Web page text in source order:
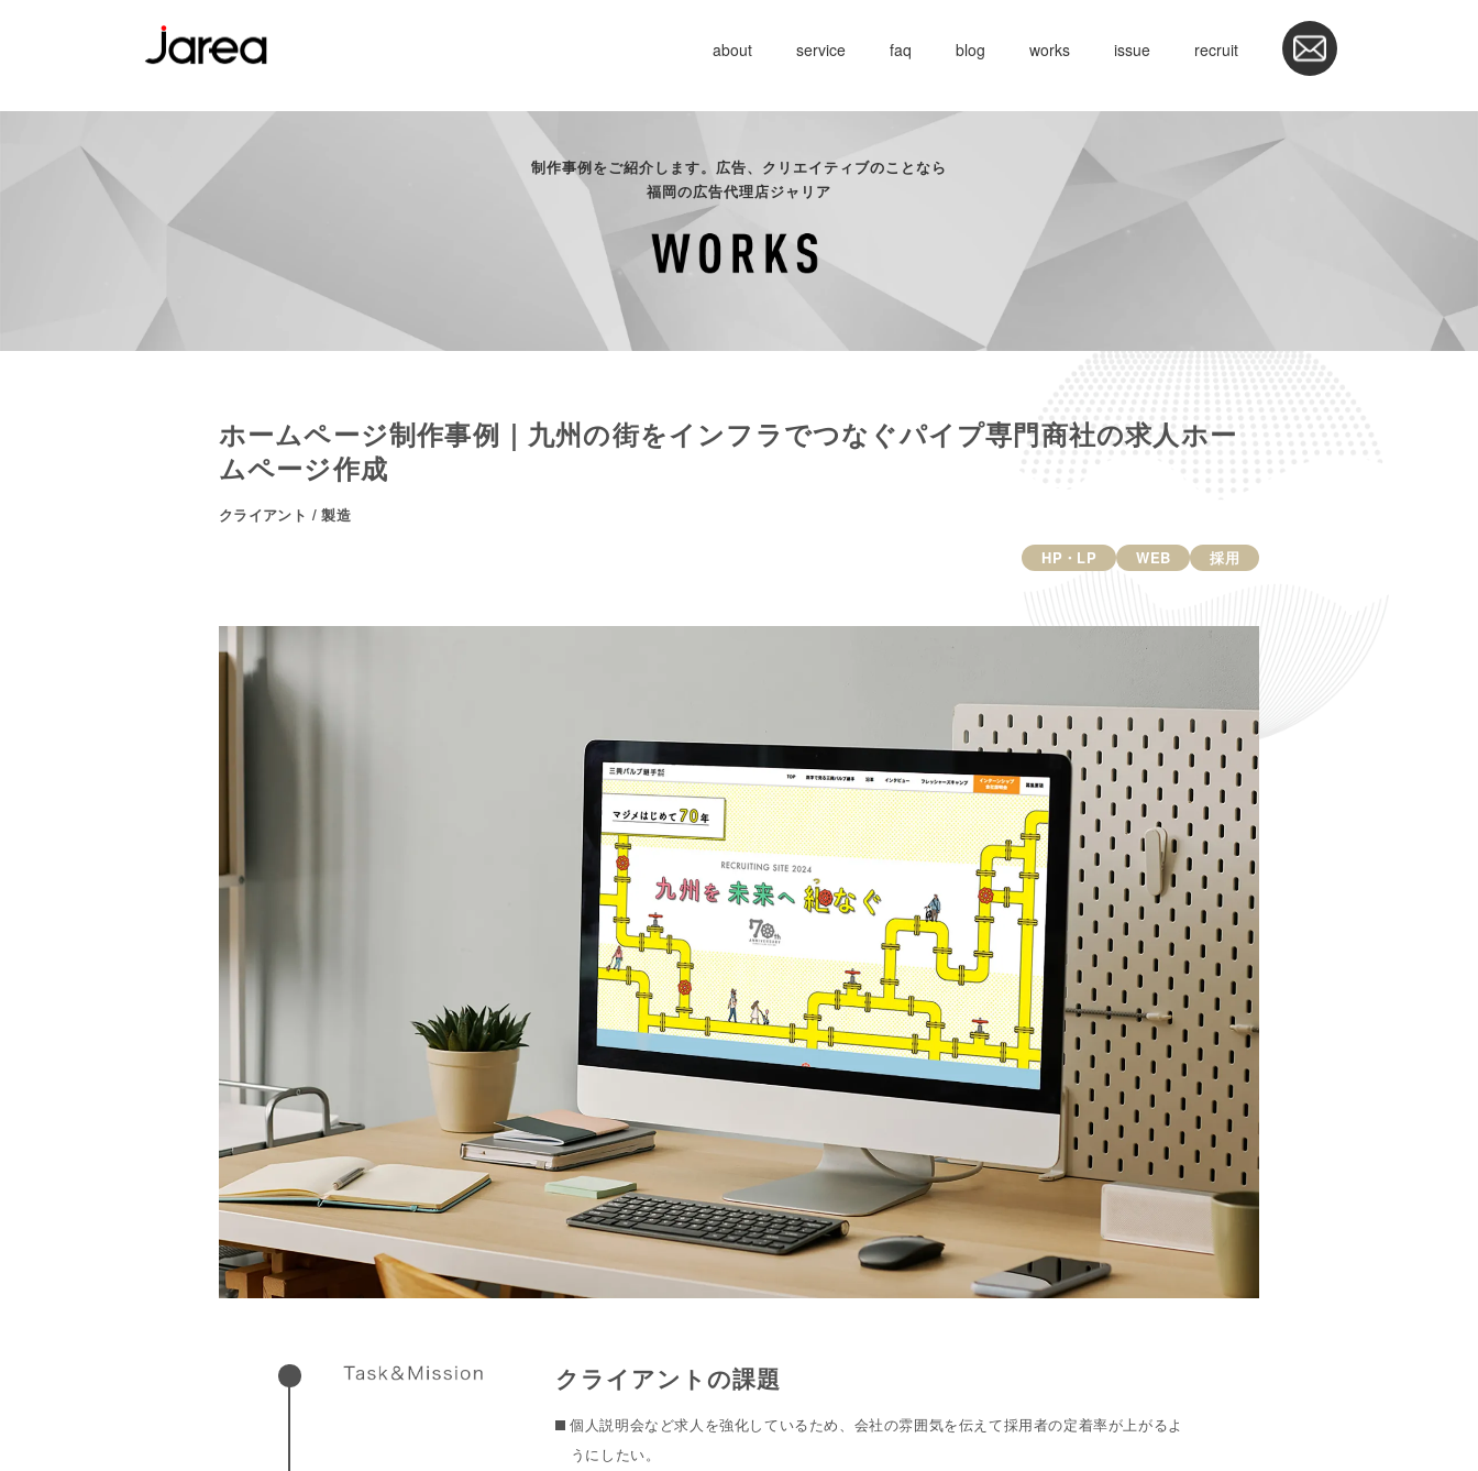
about service faq blog works issue recruit
制作事例をご紹介します。広告、クリエイティブのことなら
福岡の広告代理店ジャリア
ホームページ制作事例｜九州の街をインフラでつなぐパイプ専門商社の求人ホー
ムページ作成
クライアント / 製造
HP・LP WEB 採用
クライアントの課題
個人説明会など求人を強化しているため、会社の雰囲気を伝えて採用者の定着率が上がるよ
うにしたい。